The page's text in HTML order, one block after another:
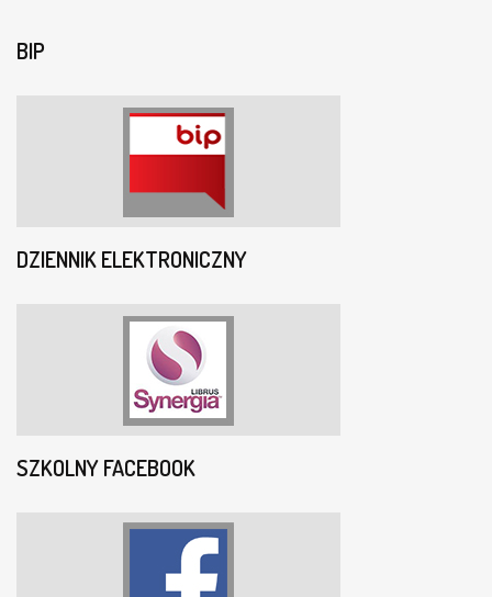
BIP
DZIENNIK ELEKTRONICZNY
SZKOLNY FACEBOOK